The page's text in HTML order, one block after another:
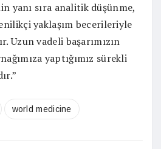
yanı sıra analitik düşünme,
yaklaşım becerileriyle
Uzun vadeli başarımızın
yaptığımız sürekli
world medicine